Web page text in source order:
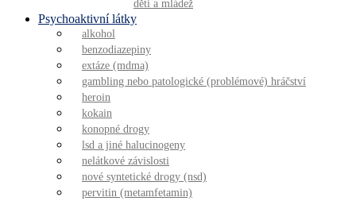
děti a mládež
Psychoaktivní látky
alkohol
benzodiazepiny
extáze (mdma)
gambling nebo patologické (problémové) hráčství
heroin
kokain
konopné drogy
lsd a jiné halucinogeny
nelátkové závislosti
nové syntetické drogy (nsd)
pervitin (metamfetamin)